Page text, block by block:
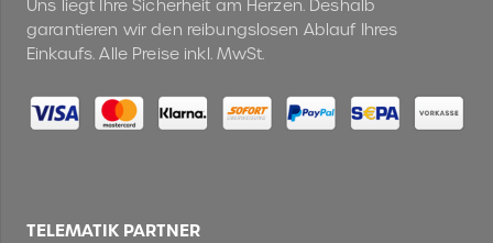
Uns liegt Ihre Sicherheit am Herzen. Deshalb
garantieren wir den reibungslosen Ablauf Ihres
Einkaufs. Alle Preise inkl. MwSt.
TELEMATIK PARTNER